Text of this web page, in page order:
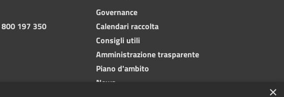
800 197 350
Governance
Calendari raccolta
Consigli utili
Amministrazione trasparente
Piano d'ambito
News
×